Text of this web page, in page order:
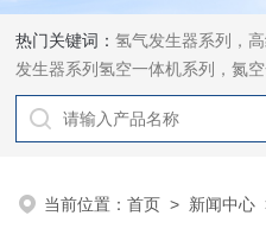
热门关键词：氢气发生器系列，
发生器系列氢空一体机系列，氮
列，气体净化器系列，代理日本
器，代理南韩SitekPH/离子计，
当前位置：首页 > 新闻中心